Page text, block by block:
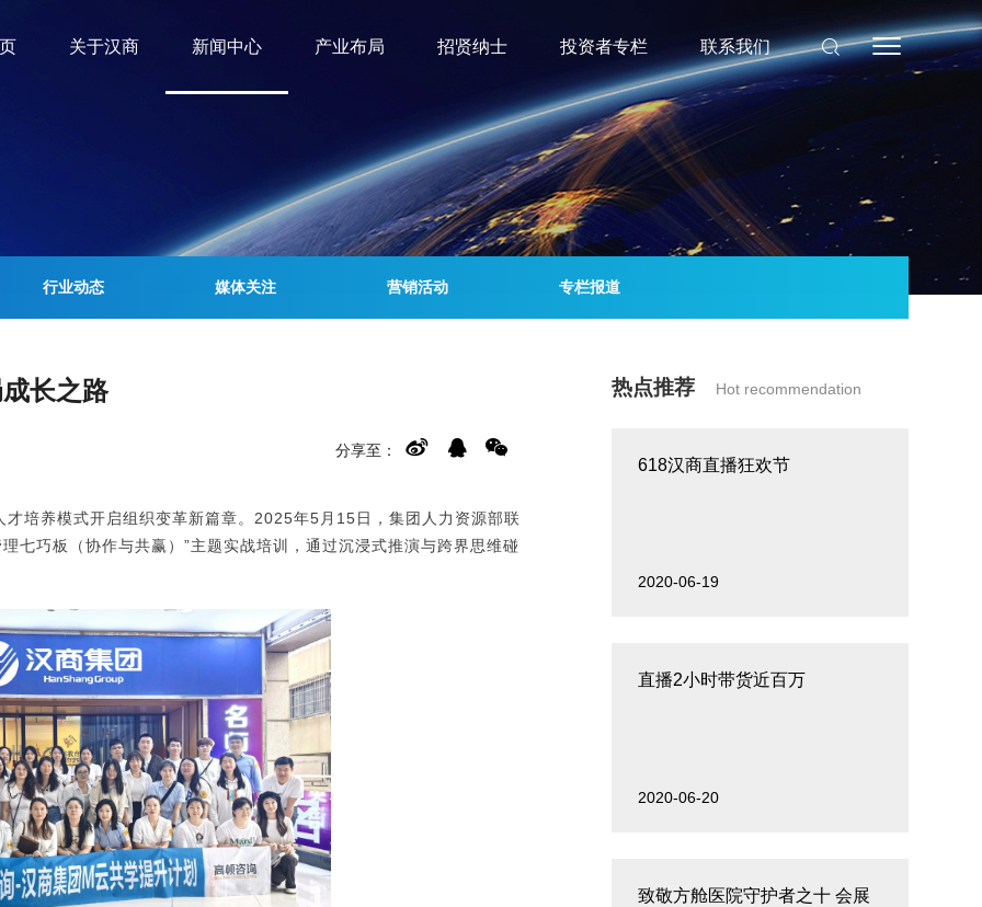
关于汉商 新闻中心 产业布局 招贤纳士 投资者专栏 联系我们
行业动态 媒体关注 营销活动 专栏报道
长之路
分享至：
培养模式开启组织变革新篇章。2025年5月15日，集团人力资源部联
七巧板（协作与共赢）”主题实战培训，通过沉浸式推演与跨界思维碰
热点推荐 Hot recommendation
618汉商直播狂欢节
2020-06-19
直播2小时带货近百万
2020-06-20
致敬方舱医院守护者之十 会展